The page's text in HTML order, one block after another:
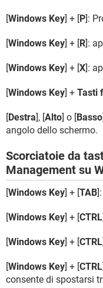
[Windows Key] + [P]:
[Windows Key] + [R]:
[Windows Key] + [X]:
[Windows Key] + Tasti
[Destra], [Alto] o [Basso
angolo dello schermo.
Scorciatoie da
Management su
[Windows Key] + [TAB
[Windows Key] + [CTRL
[Windows Key] + [CTRL
[Windows Key] + [CTRL
consente di spostarsi